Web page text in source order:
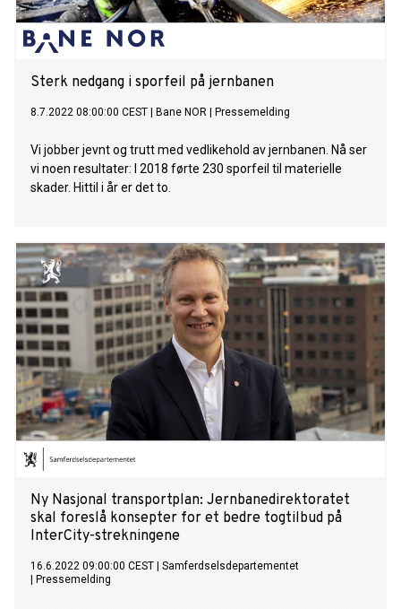
Sterk nedgang i sporfeil på jernbanen
8.7.2022 08:00:00 CEST Bane NOR Pressemelding
Vi jobber jevnt og trutt med vedlikehold av jernbanen. Nå ser
vi noen resultater: I 2018 førte 230 sporfeil til materielle
skader. Hittil i år er det to.
Ny Nasjonal transportplan: Jernbanedirektoratet
skal foreslå konsepter for et bedre togtilbud på
InterCity-strekningene
16.6.2022 09:00:00 CEST
Samferdselsdepartementet
Pressemelding